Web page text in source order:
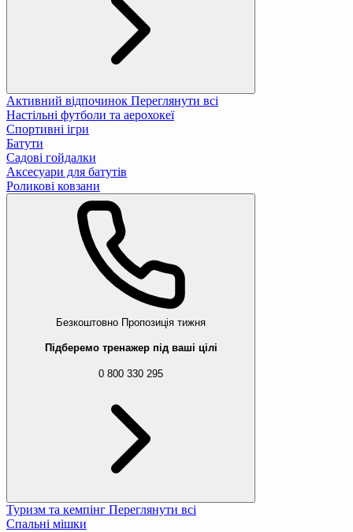
Активний відпочинок Переглянути всі
Настільні футболи та аерохокеї
Спортивні ігри
Батути
Садові гойдалки
Аксесуари для батутів
Роликові ковзани
Безкоштовно Пропозиція тижня
Підберемо тренажер під ваші цілі
0 800 330 295
Туризм та кемпінг Переглянути всі
Спальні мішки